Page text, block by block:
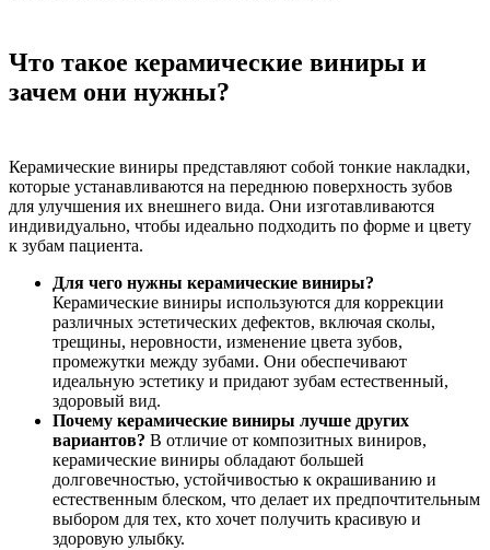
Что такое керамические виниры и
зачем они нужны?
Керамические виниры представляют собой тонкие накладки,
которые устанавливаются на переднюю поверхность зубов
для улучшения их внешнего вида. Они изготавливаются
индивидуально, чтобы идеально подходить по форме и цвету
к зубам пациента.
Для чего нужны керамические виниры?
Керамические виниры используются для коррекции
различных эстетических дефектов, включая сколы,
трещины, неровности, изменение цвета зубов,
промежутки между зубами. Они обеспечивают
идеальную эстетику и придают зубам естественный,
здоровый вид.
Почему керамические виниры лучше других
вариантов? В отличие от композитных виниров,
керамические виниры обладают большей
долговечностью, устойчивостью к окрашиванию и
естественным блеском, что делает их предпочтительным
выбором для тех, кто хочет получить красивую и
здоровую улыбку.